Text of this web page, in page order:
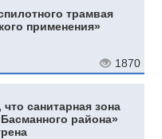
трамвая
применения»
1870
санитарная зона
района»